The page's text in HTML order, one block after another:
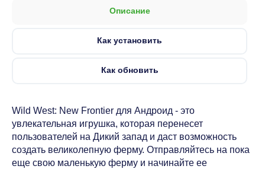
Описание
Как установить
Как обновить
Wild West: New Frontier для Андроид - это
увлекательная игрушка, которая перенесет
пользователей на Дикий запад и даст возможность
создать великолепную ферму. Отправляйтесь на пока
еще свою маленькую ферму и начинайте ее